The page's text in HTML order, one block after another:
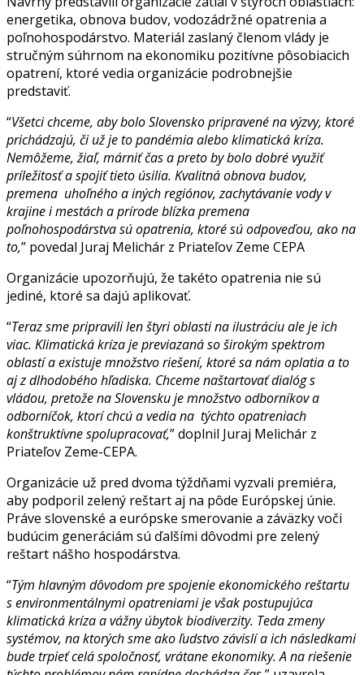
energetika, obnova budov, vodozádržné opatrenia a
poľnohospodárstvo. Materiál zaslaný členom vlády je
stručným súhrnom na ekonomiku pozitívne pôsobiacich
opatrení, ktoré vedia organizácie podrobnejšie
predstaviť.
“Všetci chceme, aby bolo Slovensko pripravené na výzvy, ktoré
prichádzajú, či už je to pandémia alebo klimatická kríza.
Nemôžeme, žiaľ, márniť čas a preto by bolo dobré využiť
príležitosť a spojiť tieto úsilia. Kvalitná obnova budov,
premena uhoľného a iných regiónov, zachytávanie vody v
krajine i mestách a prírode blízka premena
poľnohospodárstva sú opatrenia, ktoré sú odpoveďou, ako na
to,” povedal Juraj Melichár z Priateľov Zeme CEPA
Organizácie upozorňujú, že takéto opatrenia nie sú
jediné, ktoré sa dajú aplikovať.
“Teraz sme pripravili len štyri oblasti na ilustráciu ale je ich
viac. Klimatická kríza je previazaná so širokým spektrom
oblastí a existuje množstvo riešení, ktoré sa nám oplatia a to
aj z dlhodobého hľadiska. Chceme naštartovať dialóg s
vládou, pretože na Slovensku je množstvo odborníkov a
odborníčok, ktorí chcú a vedia na týchto opatreniach
konštruktívne spolupracovať,” doplnil Juraj Melichár z
Priateľov Zeme-CEPA.
Organizácie už pred dvoma týždňami vyzvali premiéra,
aby podporil zelený reštart aj na pôde Európskej únie.
Práve slovenské a európske smerovanie a záväzky voči
budúcim generáciám sú ďalšími dôvodmi pre zelený
reštart nášho hospodárstva.
“Tým hlavným dôvodom pre spojenie ekonomického reštartu
s environmentálnymi opatreniami je však postupujúca
klimatická kríza a vážny úbytok biodiverzity. Teda zmeny
systémov, na ktorých sme ako ľudstvo závislí a ich následkami
bude trpieť celá spoločnosť, vrátane ekonomiky. A na riešenie